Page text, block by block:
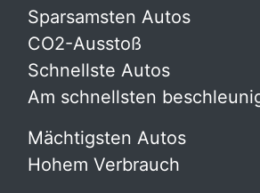
Sparsamsten Autos
CO2-Ausstoß
Schnellste Autos
Am schnellsten
Mächtigsten Autos
Hohem Verbrauch